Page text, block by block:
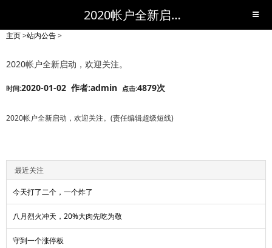
2020帐户全新启动，欢迎关注。-站内公告-短线黑马,短线股票,短线炒股,实战,荐股,操盘,超级短线,令人叹为观止的短线炒股!-超级短线
主页>站内公告>
2020帐户全新启动，欢迎关注。
时间:2020-01-02 作者:admin 点击:4879次
2020帐户全新启动，欢迎关注。(责任编辑超级短线)
最近关注
今天打了二个，一个炸了
八月烈火冲天，20%大肉先吃为敬
守到一个涨停板